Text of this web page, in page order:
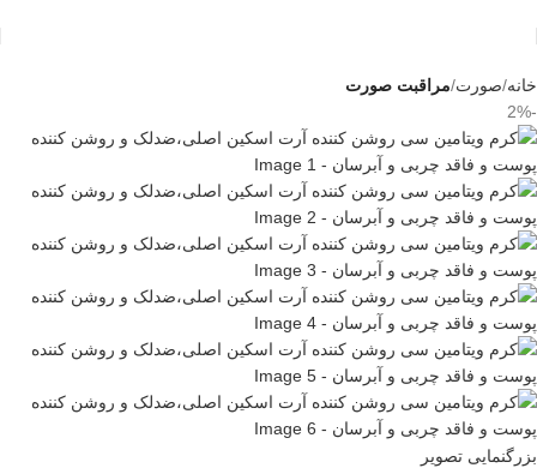
خانه صورت مراقبت صورت
-2%
بزرگنمایی تصویر